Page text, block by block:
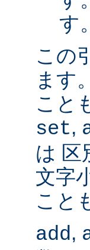
す
この
ます
こと
set,
は 区
文字
こと
add,